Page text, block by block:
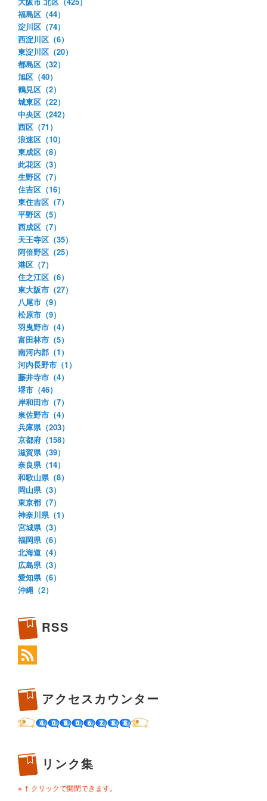
福島区（44）
淀川区（74）
西淀川区（6）
東淀川区（20）
都島区（32）
旭区（40）
鶴見区（2）
城東区（22）
中央区（242）
西区（71）
浪速区（10）
東成区（8）
此花区（3）
生野区（7）
住吉区（16）
東住吉区（7）
平野区（5）
西成区（7）
天王寺区（35）
阿倍野区（25）
港区（7）
住之江区（6）
東大阪市（27）
八尾市（9）
松原市（9）
羽曳野市（4）
富田林市（5）
南河内郡（1）
河内長野市（1）
藤井寺市（4）
堺市（46）
岸和田市（7）
泉佐野市（4）
兵庫県（203）
京都府（158）
滋賀県（39）
奈良県（14）
和歌山県（8）
岡山県（3）
東京都（7）
神奈川県（1）
宮城県（3）
福岡県（6）
北海道（4）
広島県（3）
愛知県（6）
沖縄（2）
RSS
アクセスカウンター
リンク集
※ ↑ クリックで開閉できます。